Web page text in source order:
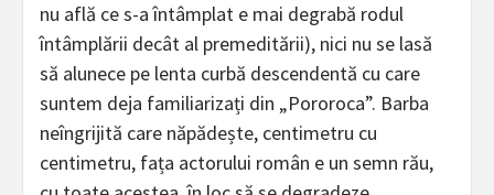
nu află ce s-a întâmplat e mai degrabă rodul
întâmplării decât al premeditării), nici nu se lasă
să alunece pe lenta curbă descendentă cu care
suntem deja familiarizați din „Pororoca”. Barba
neîngrijită care năpădește, centimetru cu
centimetru, fața actorului român e un semn rău,